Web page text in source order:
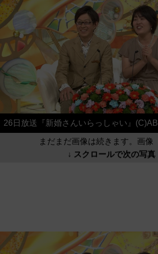
26日放送『新婚さんいらっしゃい』
まだまだ画像は続きます。画像
↓ スクロールで次の写真